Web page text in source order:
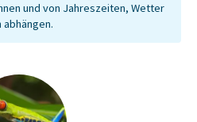
und von Jahreszeiten, Wetter